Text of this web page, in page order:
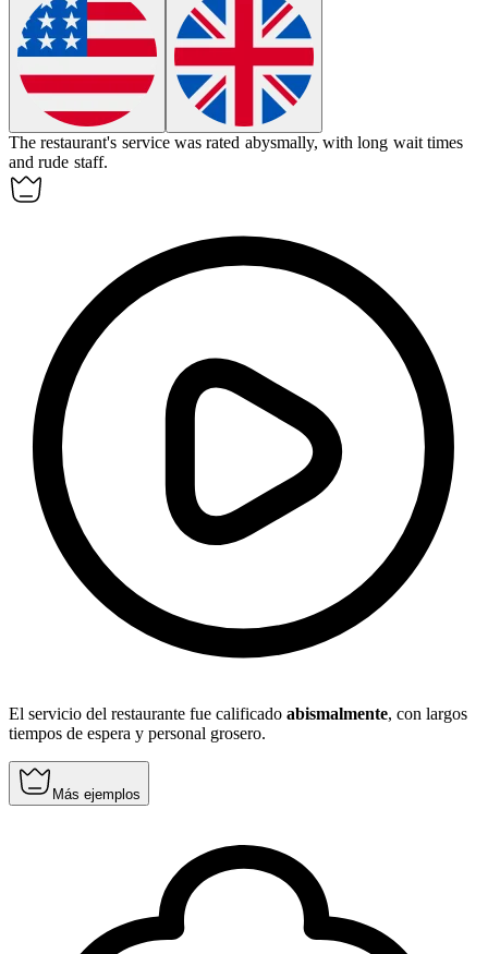
The restaurant's service was rated abysmally, with long wait times
and rude staff.
El servicio del restaurante fue calificado abismalmente, con largos
tiempos de espera y personal grosero.
Más ejemplos